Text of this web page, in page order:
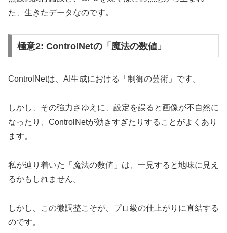
た、生きたデータなのです。
極意2: ControlNetの「魔法の数値」
ControlNetは、AI生成における「制御の芸術」です。
しかし、その強力さゆえに、設定を誤ると画像が不自然に
なったり、ControlNetが効きすぎたりすることがよくあり
ます。
私が辿り着いた「魔法の数値」は、一見すると地味に見え
るかもしれません。
しかし、この微調整こそが、プロ級の仕上がりに直結する
のです。